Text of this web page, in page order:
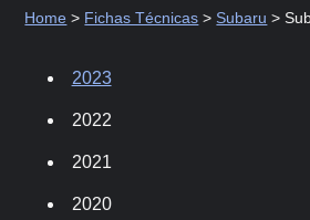
Home > Fichas Técnicas >Subaru >
2023
2022
2021
2020